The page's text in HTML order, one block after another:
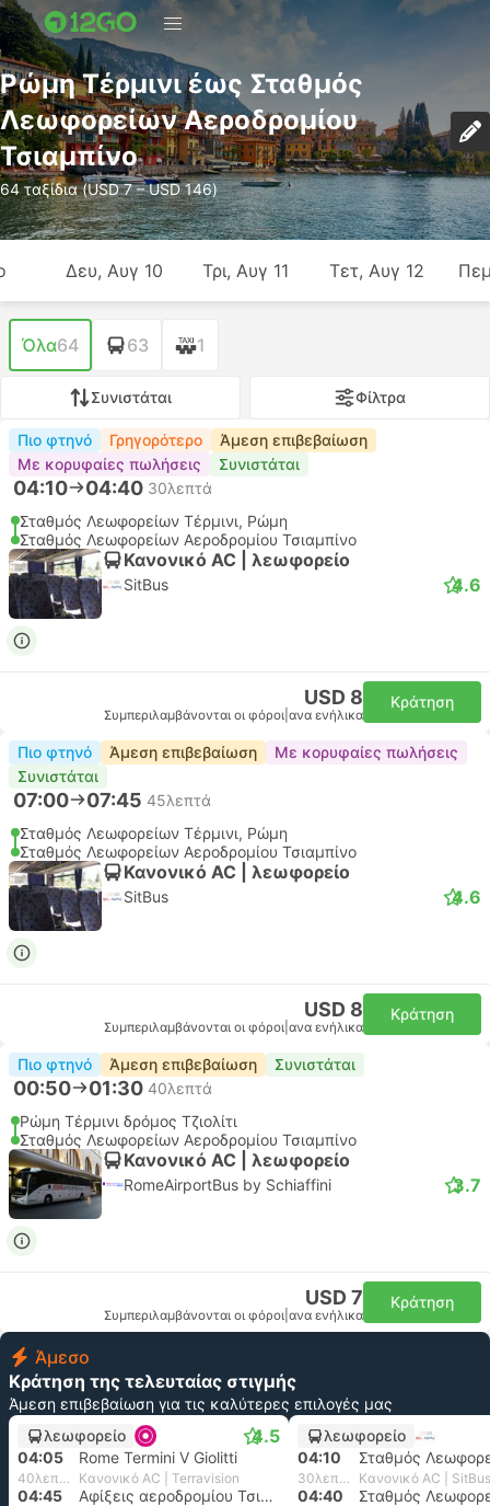
Ρώμη Τέρμινι έως Σταθμός
Λεωφορείων Αεροδρομίου
Τσιαμπίνο
64 ταξίδια (USD 7 – USD 146)
Δευ, Αυγ 10 Τρι, Αυγ 11 Τετ, Αυγ 12
Όλα64 63 1
Συνιστάται Φίλτρα
Πιο φτηνό Γρηγορότερο
Άμεση επιβεβαίωση
Με κορυφαίες πωλήσεις
Συνιστάται
04:10 04:40 30λεπτά
Σταθμός Λεωφορείων Τέρμινι, Ρώμη
Σταθμός Λεωφορείων Αεροδρομίου Τσιαμπίνο
Κανονικό AC | λεωφορείο
SitBus 4.6
USD 8
Συμπεριλαμβάνονται οι φόροι ανα ενήλικα
Κράτηση
Πιο φτηνό Άμεση επιβεβαίωση
Με κορυφαίες πωλήσεις
Συνιστάται
07:00 07:45 45λεπτά
Σταθμός Λεωφορείων Τέρμινι, Ρώμη
Σταθμός Λεωφορείων Αεροδρομίου Τσιαμπίνο
Κανονικό AC | λεωφορείο
SitBus 4.6
USD 8
Συμπεριλαμβάνονται οι φόροι ανα ενήλικα
Κράτηση
Πιο φτηνό Άμεση επιβεβαίωση Συνιστάται
00:50 01:30 40λεπτά
Ρώμη Τέρμινι δρόμος Τζιολίτι
Σταθμός Λεωφορείων Αεροδρομίου Τσιαμπίνο
Κανονικό AC | λεωφορείο
RomeAirportBus by Schiaffini 3.7
USD 7
Συμπεριλαμβάνονται οι φόροι ανα ενήλικα
Κράτηση
Άμεσο
Κράτηση της τελευταίας στιγμής
Άμεση επιβεβαίωση για τις καλύτερες επιλογές μας
λεωφορείο
4.5
04:05 Rome Termini V Giolitti
40λεπτά Κανονικό AC | Terravision
04:45 Αφίξεις αεροδρομίου Τσιαμπίνο
λεωφορείο
04:10
30λεπτά Κανονικό AC | SitBus
04:40